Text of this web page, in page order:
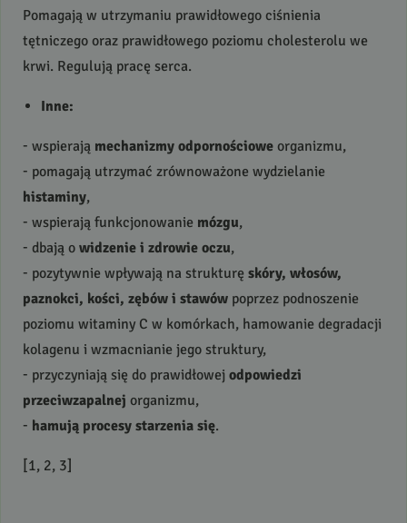
Pomagają w utrzymaniu prawidłowego ciśnienia
tętniczego oraz prawidłowego poziomu cholesterolu we
krwi. Regulują pracę serca.
Inne:
- wspierają mechanizmy odpornościowe organizmu,
- pomagają utrzymać zrównoważone wydzielanie
histaminy,
- wspierają funkcjonowanie mózgu,
- dbają o widzenie i zdrowie oczu,
- pozytywnie wpływają na strukturę skóry, włosów,
paznokci, kości, zębów i stawów poprzez podnoszenie
poziomu witaminy C w komórkach, hamowanie degradacji
kolagenu i wzmacnianie jego struktury,
- przyczyniają się do prawidłowej odpowiedzi
przeciwzapalnej organizmu,
- hamują procesy starzenia się.
[1, 2, 3]